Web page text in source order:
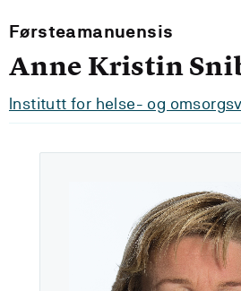
Førsteamanuensis
Anne Kristin
Institutt for helse- og